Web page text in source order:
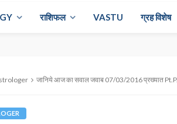
राश‍िफल VASTU ग्रह विशेष
जानिये आज का सवाल जवाब 07/03/2016 प्रख्यात